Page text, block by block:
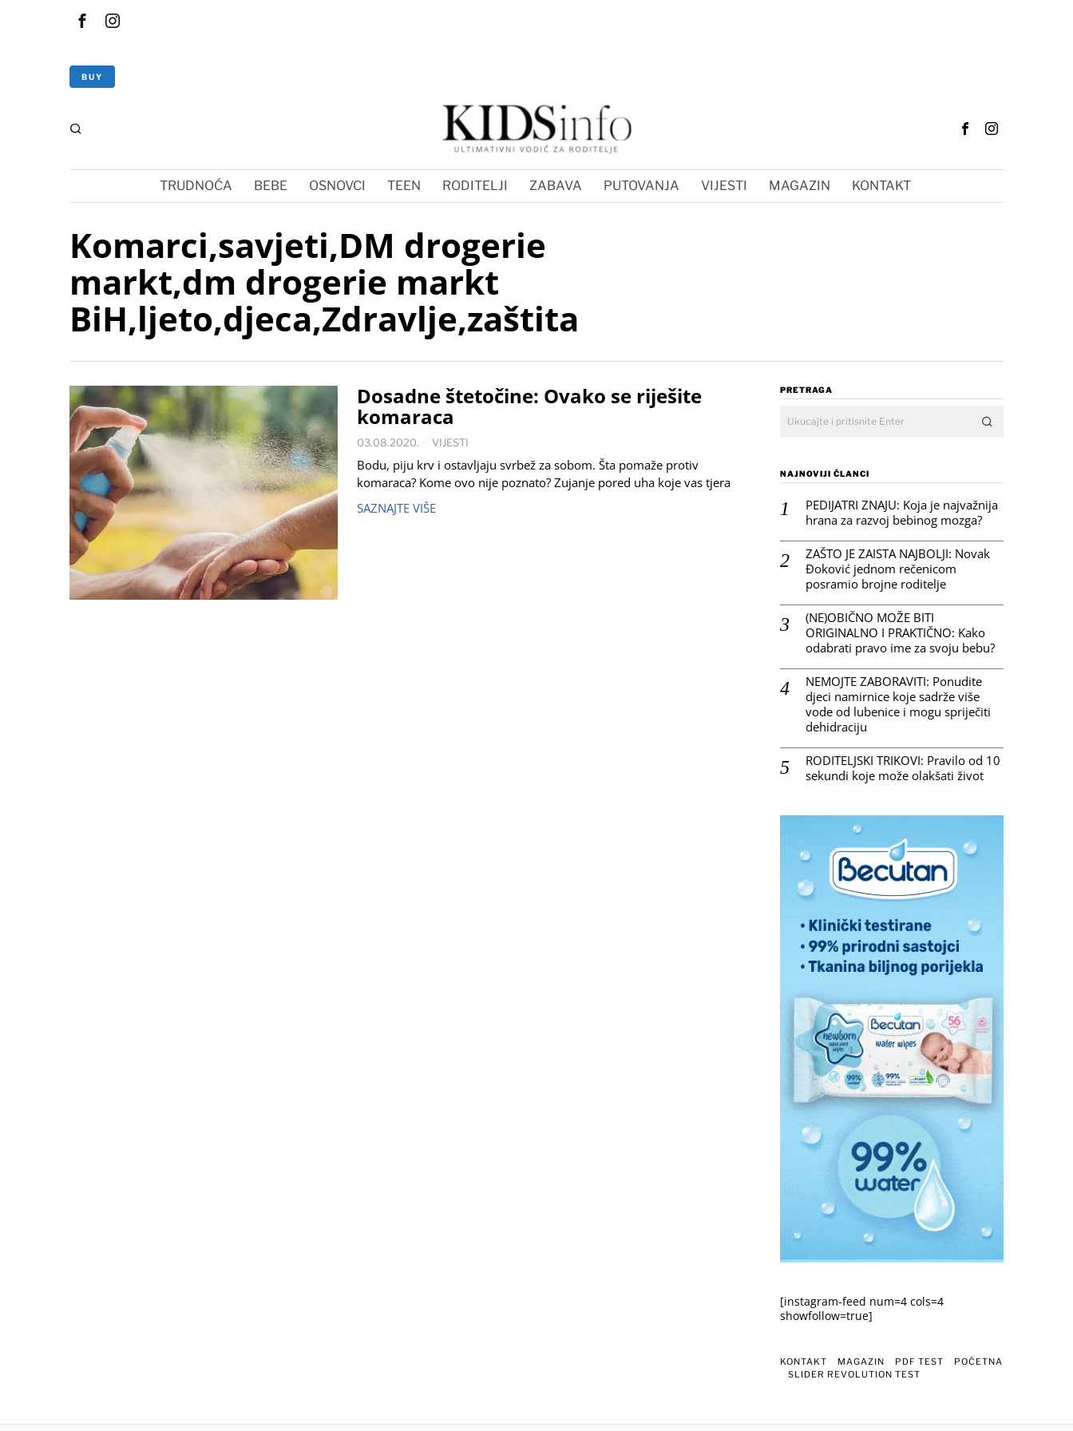
BUY
TRUDNOĆA BEBE OSNOVCI TEEN RODITELJI ZABAVA PUTOVANJA VIJESTI MAGAZIN KONTAKT
Komarci,savjeti,DM drogerie
markt,dm drogerie markt
BiH,ljeto,djeca,Zdravlje,zaštita
Dosadne štetočine: Ovako se riješite
komaraca
03.08.2020. VIJESTI
Bodu, piju krv i ostavljaju svrbež za sobom. Šta pomaže protiv
komaraca? Kome ovo nije poznato? Zujanje pored uha koje vas tjera
SAZNAJTE VIŠE
PRETRAGA
NAJNOVIJI ČLANCI
PEDIJATRI ZNAJU: Koja je najvažnija
hrana za razvoj bebinog mozga?
ZAŠTO JE ZAISTA NAJBOLJI: Novak
Đoković jednom rečenicom
posramio brojne roditelje
(NE)OBIČNO MOŽE BITI
ORIGINALNO I PRAKTIČNO: Kako
odabrati pravo ime za svoju bebu?
NEMOJTE ZABORAVITI: Ponudite
djeci namirnice koje sadrže više
vode od lubenice i mogu spriječiti
dehidraciju
RODITELJSKI TRIKOVI: Pravilo od 10
sekundi koje može olakšati život
[instagram-feed num=4 cols=4
showfollow=true]
KONTAKT MAGAZIN PDF TEST
POČETNA
SLIDER REVOLUTION TEST